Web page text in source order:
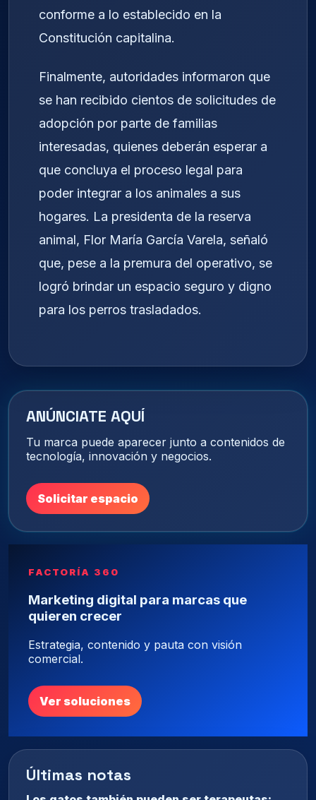
conforme a lo establecido en la
Constitución capitalina.
Finalmente, autoridades informaron que
se han recibido cientos de solicitudes de
adopción por parte de familias
interesadas, quienes deberán esperar a
que concluya el proceso legal para
poder integrar a los animales a sus
hogares. La presidenta de la reserva
animal, Flor María García Varela, señaló
que, pese a la premura del operativo, se
logró brindar un espacio seguro y digno
para los perros trasladados.
ANÚNCIATE AQUÍ
Tu marca puede aparecer junto a contenidos de
tecnología, innovación y negocios.
Solicitar espacio
FACTORÍA 360
Marketing digital para marcas que
quieren crecer
Estrategia, contenido y pauta con visión
comercial.
Ver soluciones
Últimas notas